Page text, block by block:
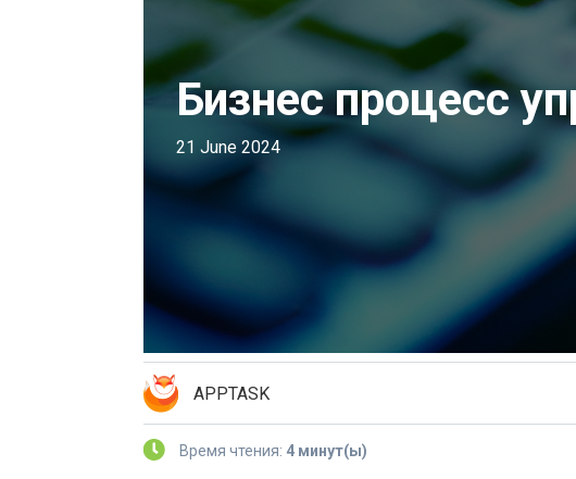
Бизнес процесс
21 June 2024
APPTASK
Время чтения: 4 минут(ы)